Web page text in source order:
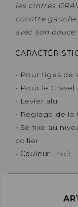
les cintres
cocotte
avec son
• Pour tiges de
• Pour le Gravel
• Levier alu
• Réglage de
• Se fixe au
collier
• Couleur : noir